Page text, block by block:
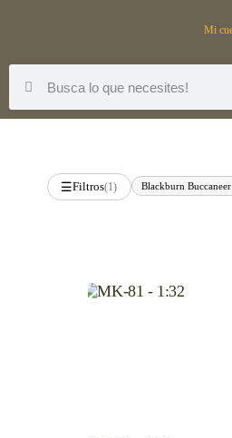
Mi
☰Filtros(1) Blackburn Buccaneer